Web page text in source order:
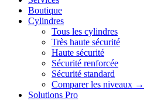
Boutique
Cylindres
Tous les cylindres
Très haute sécurité
Haute sécurité
Sécurité renforcée
Sécurité standard
Comparer les niveaux →
Solutions Pro